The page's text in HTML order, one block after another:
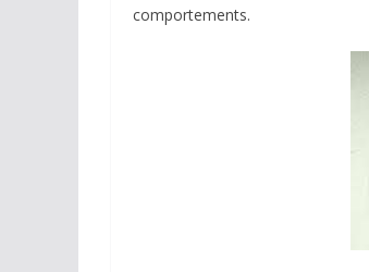
comportements.